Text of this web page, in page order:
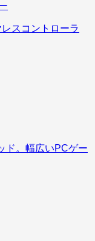
スコントローラ
ド。幅広いPCゲー